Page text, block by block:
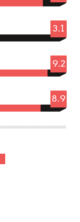
3.1
9.2
8.9